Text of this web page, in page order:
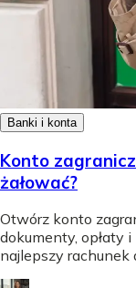
Banki i konta
Konto
żałować?
Otwórz konto
dokumenty, opłaty
najlepszy rachunek